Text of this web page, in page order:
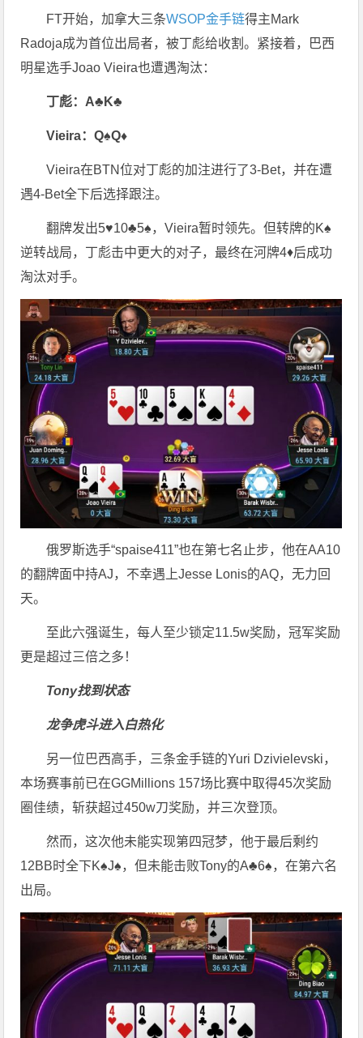
FT开始，加拿大三条WSOP金手链得主Mark
Radoja成为首位出局者，被丁彪给收割。紧接着，巴西
明星选手Joao Vieira也遭遇淘汰：
丁彪：A♣K♣
Vieira：Q♠Q♦
Vieira在BTN位对丁彪的加注进行了3-Bet，并在遭
遇4-Bet全下后选择跟注。
翻牌发出5♥10♣5♠，Vieira暂时领先。但转牌的K♠
逆转战局，丁彪击中更大的对子，最终在河牌4♦后成功
淘汰对手。
俄罗斯选手“spaise411”也在第七名止步，他在AA10
的翻牌面中持AJ，不幸遇上Jesse Lonis的AQ，无力回
天。
至此六强诞生，每人至少锁定11.5w奖励，冠军奖励
更是超过三倍之多！
Tony找到状态
龙争虎斗进入白热化
另一位巴西高手，三条金手链的Yuri Dzivielevski，
本场赛事前已在GGMillions 157场比赛中取得45次奖励
圈佳绩，斩获超过450w刀奖励，并三次登顶。
然而，这次他未能实现第四冠梦，他于最后剩约
12BB时全下K♠J♠，但未能击败Tony的A♣6♠，在第六名
出局。